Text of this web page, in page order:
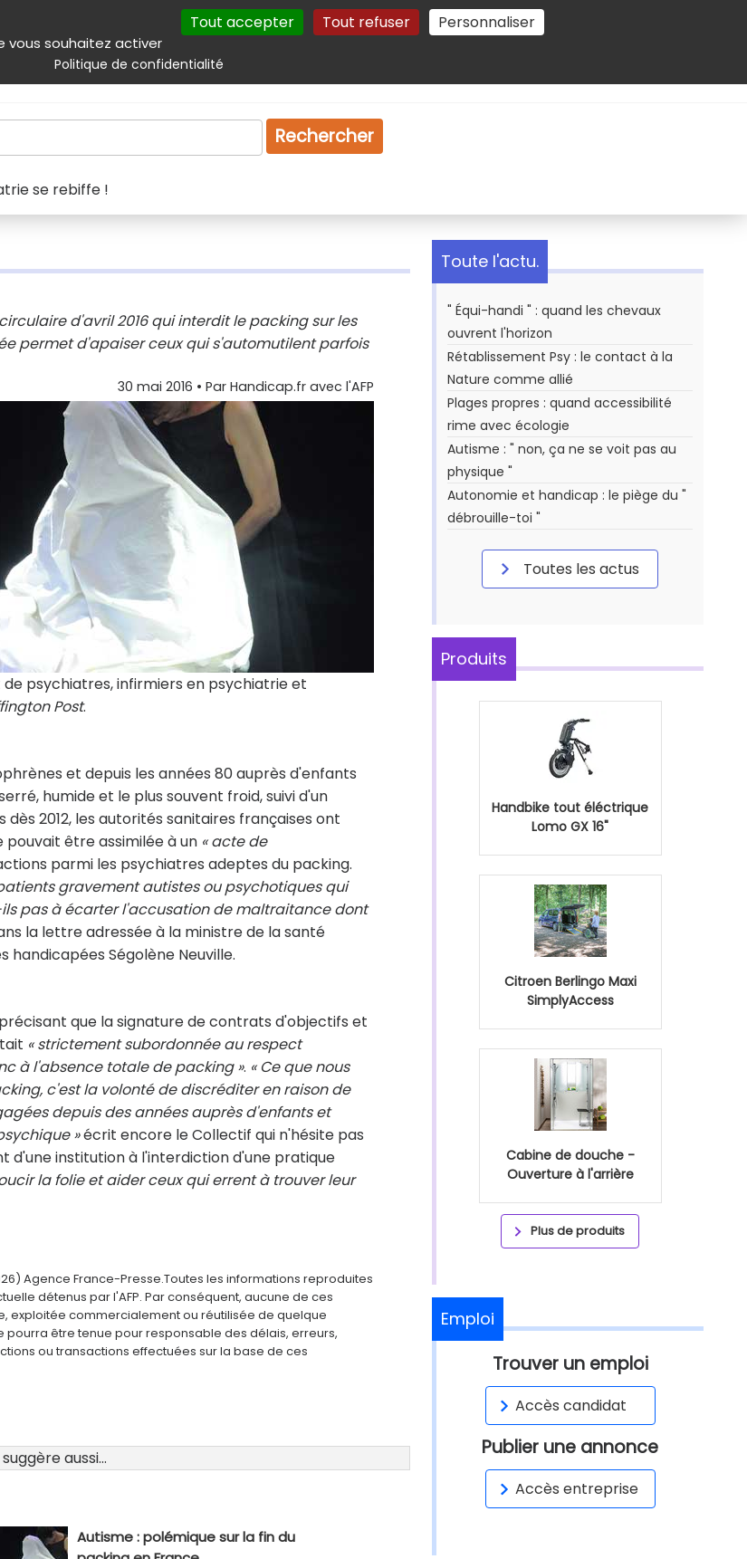
vous souhaitez activer
Tout accepter Tout refuser Personnaliser
Politique de confidentialité
Autres services Plan du site Gestion des cookies
& services Emploi Droit
Rechercher
se rebiffe !
d'avril 2016 qui interdit le packing sur les
permet d'apaiser ceux qui s'automutilent parfois
30 mai 2016 • Par Handicap.fr avec l'AFP
psychiatres, infirmiers en psychiatrie et
Post.
et depuis les années 80 auprès d'enfants
humide et le plus souvent froid, suivi d'un
2012, les autorités sanitaires françaises ont
être assimilée à un « acte de
parmi les psychiatres adeptes du packing.
gravement autistes ou psychotiques qui
pas à écarter l'accusation de maltraitance dont
la lettre adressée à la ministre de la santé
handicapées Ségolène Neuville.
que la signature de contrats d'objectifs et
« strictement subordonnée au respect
à l'absence totale de packing ». « Ce que nous
c'est la volonté de discréditer en raison de
depuis des années auprès d'enfants et
»écrit encore le Collectif qui n'hésite pas
d'une institution à l'interdiction d'une pratique
la folie et aider ceux qui errent à trouver leur
Agence France-Presse.Toutes les informations reproduites
détenus par l'AFP. Par conséquent, aucune de ces
exploitée commercialement ou réutilisée de quelque
pourra être tenue pour responsable des délais, erreurs,
ou transactions effectuées sur la base de ces
aussi...
Autisme : polémique sur la fin du
Toute l'actu.
" Équi-handi " : quand les chevaux
ouvrent l'horizon
Rétablissement Psy : le contact à la
Nature comme allié
Plages propres : quand accessibilité
rime avec écologie
Autisme : " non, ça ne se voit pas au
physique "
Autonomie et handicap : le piège du "
débrouille-toi "
Toutes les actus
Produits
Handbike tout éléctrique
Lomo GX 16"
Citroen Berlingo Maxi
SimplyAccess
Cabine de douche -
Ouverture à l'arrière
Plus de produits
Emploi
Trouver un emploi
Accès candidat
Publier une annonce
Accès entreprise